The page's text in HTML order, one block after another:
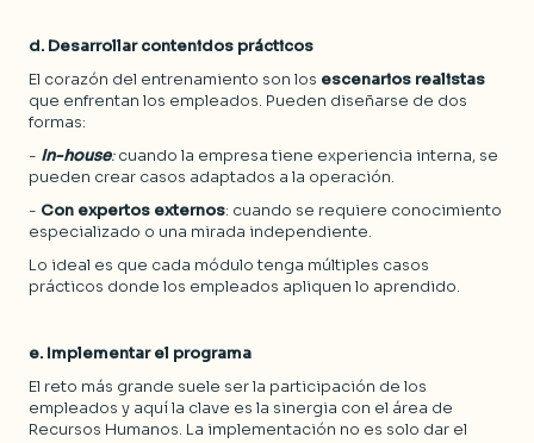
d. Desarrollar contenidos prácticos
El corazón del entrenamiento son los escenarios realistas
que enfrentan los empleados. Pueden diseñarse de dos
formas:
- In-house:cuando la empresa tiene experiencia interna, se
pueden crear casos adaptados a la operación.
- Con expertos externos: cuando se requiere conocimiento
especializado o una mirada independiente.
Lo ideal es que cada módulo tenga múltiples casos
prácticos donde los empleados apliquen lo aprendido.
e. Implementar el programa
El reto más grande suele ser la participación de los
empleados y aquí la clave es la sinergia con el área de
Recursos Humanos. La implementación no es solo dar el